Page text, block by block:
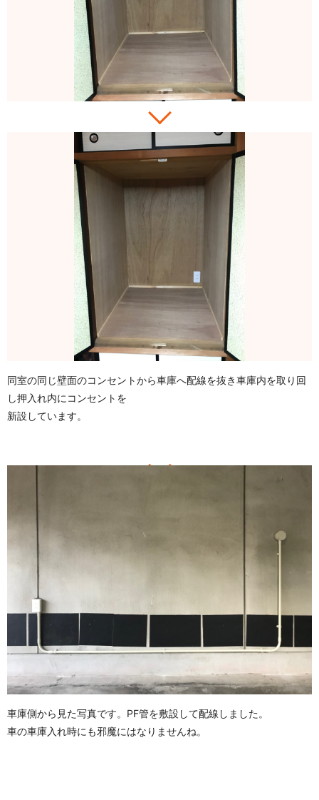
同室の同じ壁面のコンセントから車庫へ配線を抜き車庫内を取り回
し押入れ内にコンセントを
新設しています。
車庫側から見た写真です。PF管を敷設して配線しました。
車の車庫入れ時にも邪魔にはなりませんね。